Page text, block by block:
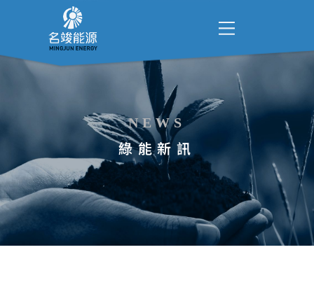
NEWS
綠能新訊